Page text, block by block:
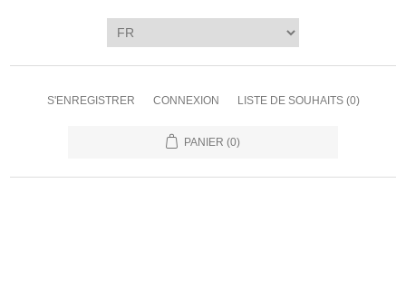
S'ENREGISTRER CONNEXION LISTE DE SOUHAITS (0)
PANIER (0)